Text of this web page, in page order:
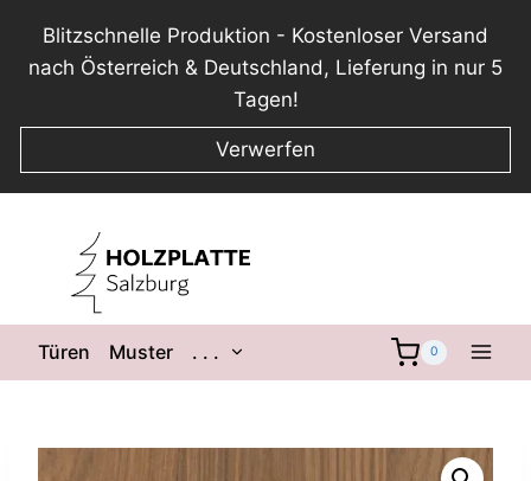
Blitzschnelle Produktion - Kostenloser Versand
nach Österreich & Deutschland, Lieferung in nur 5
Tagen!
Verwerfen
springen
Türen Muster . . . 0